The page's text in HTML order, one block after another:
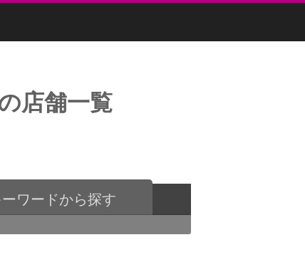
店舗一覧
ーワードから探す